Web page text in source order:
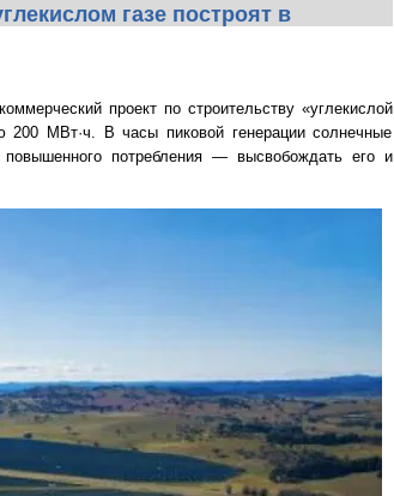
газе построят в
проект по строительству «углекислой
МВт·ч. В часы пиковой генерации солнечные
потребления — высвобождать его и